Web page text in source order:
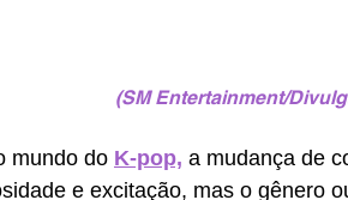
(SM Entertainment/
mundo do K-pop, a mudança de
e excitação, mas o gênero